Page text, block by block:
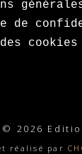
de
cookies
© 2026
réalisé par